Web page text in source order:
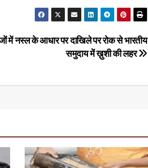
में नस्ल के आधार पर दाखिले पर रोक से भारतीय
समुदाय में ख़ुशी की लहर